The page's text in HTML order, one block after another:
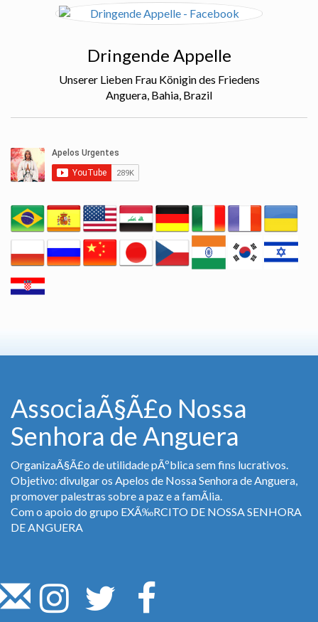
Dringende Appelle
Unserer Lieben Frau Königin des Friedens
Anguera, Bahia, Brazil
AssociaÃ§Ã£o Nossa
Senhora de Anguera
OrganizaÃ§Ã£o de utilidade pÃºblica sem fins lucrativos.
Objetivo: divulgar os Apelos de Nossa Senhora de Anguera,
promover palestras sobre a paz e a famÃ­lia.
Com o apoio do grupo EXÃ‰RCITO DE NOSSA SENHORA
DE ANGUERA